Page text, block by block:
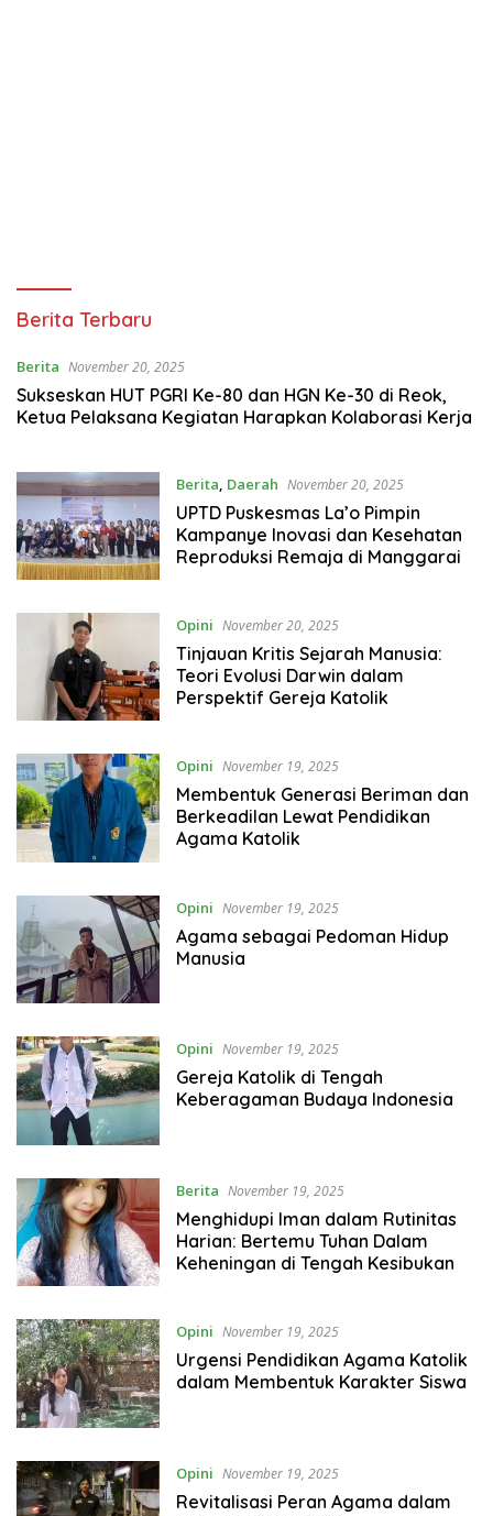
PENA1NTT.COM
Berita Terbaru
Berita November 20, 2025
Sukseskan HUT PGRI Ke-80 dan HGN Ke-30 di Reok,
Ketua Pelaksana Kegiatan Harapkan Kolaborasi Kerja
Berita Daerah November 20, 2025
UPTD Puskesmas La’o Pimpin
Kampanye Inovasi dan Kesehatan
Reproduksi Remaja di Manggarai
Opini November 20, 2025
Tinjauan Kritis Sejarah Manusia:
Teori Evolusi Darwin dalam
Perspektif Gereja Katolik
Opini November 19, 2025
Membentuk Generasi Beriman dan
Berkeadilan Lewat Pendidikan
Agama Katolik
Opini November 19, 2025
Agama sebagai Pedoman Hidup
Manusia
Opini November 19, 2025
Gereja Katolik di Tengah
Keberagaman Budaya Indonesia
Berita November 19, 2025
Menghidupi Iman dalam Rutinitas
Harian: Bertemu Tuhan Dalam
Keheningan di Tengah Kesibukan
Opini November 19, 2025
Urgensi Pendidikan Agama Katolik
dalam Membentuk Karakter Siswa
Opini November 19, 2025
Revitalisasi Peran Agama dalam